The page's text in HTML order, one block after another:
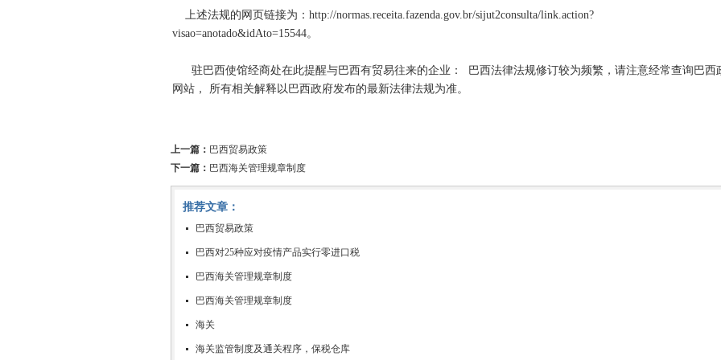
上述法规的网页链接为：http://normas.receita.fazenda.gov.br/sijut2consulta/link.action?
visao=anotado&idAto=15544。
驻巴西使馆经商处在此提醒与巴西有贸易往来的企业： 巴西法律法规修订较为频繁，请注意经常查询巴西
网站， 所有相关解释以巴西政府发布的最新法律法规为准。
上一篇： 巴西贸易政策
下一篇： 巴西海关管理规章制度
推荐文章：
巴西贸易政策
巴西对25种应对疫情产品实行零进口税
巴西海关管理规章制度
巴西海关管理规章制度
海关
海关监管制度及通关程序，保税仓库